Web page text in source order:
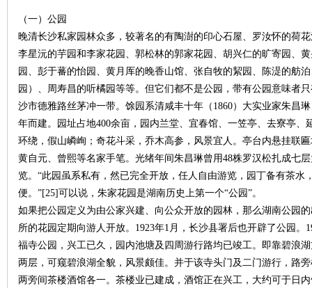
（一）公园
晚清长沙私家园林众多，较著名的有陶澍的印心石屋、罗汝怀的荷
李星沅的芋园和李家花园、郭松林的郭家花园、胡兴仁的旷寄园、
园、彭于蕃的怡园、黄月厍的晚香山馆、张自牧的絜园、陈湜的舫
园）、周寿昌的听橘园等等。但它们都不是公园，带有公园意味者
沙市德雅路丝茅冲一带。馀园系清咸丰十年（1860）大实业家朱昌
年而建。园址占地400余亩，园内兰堂、宜春馆、一笠亭、去寮亭
环绕，假山嶙峋；奇花斗采，乔木高参，风景宜人。亭台内悬挂联
黄自元、曾熙等名家手笔。光绪年间朱昌琳曾用48株罗汉松扎成七
览。“此园虽系私有，然已完全开放，任人自由游览，园丁备有茶水
便。”[25]可以说，朱家花园是湖南历史上第一个“公园”。
如果把公园定义为由公家兴建、向公众开放的园林，那么湖南公园
所的花园定期向游人开放。1923年1月，长沙县署后也开辟了公园。
福寺公园，兴工已久，园内池塘及四周游行路均已竣工。即靠碧浪
两层，可窥碧浪湖全貌，风景颇佳。并于该寺头门及二门游行，路
两旁间茶楼酒馆各一。茶楼业已建成，酒馆正在兴工，大约可于日